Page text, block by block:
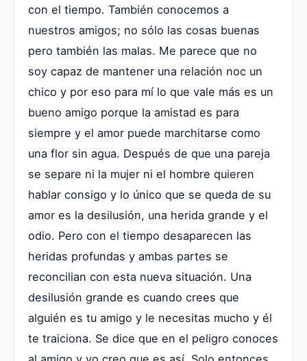
con el tiempo. También conocemos a
nuestros amigos; no sólo las cosas buenas
pero también las malas. Me parece que no
soy capaz de mantener una relación noc un
chico y por eso para mí lo que vale más es un
bueno amigo porque la amistad es para
siempre y el amor puede marchitarse como
una flor sin agua. Después de que una pareja
se separe ni la mujer ni el hombre quieren
hablar consigo y lo único que se queda de su
amor es la desilusión, una herida grande y el
odio. Pero con el tiempo desaparecen las
heridas profundas y ambas partes se
reconcilian con esta nueva situación. Una
desilusión grande es cuando crees que
alguién es tu amigo y le necesitas mucho y él
te traiciona. Se dice que en el peligro conoces